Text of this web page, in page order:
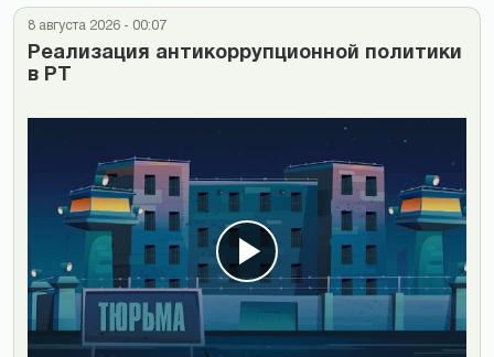
8 августа 2026 - 00:07
Реализация антикоррупционной политики
в РТ